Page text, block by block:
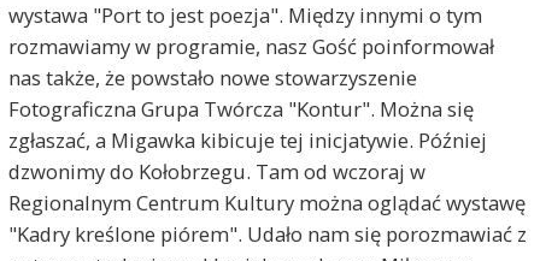
wystawa "Port to jest poezja". Między innymi o tym
rozmawiamy w programie, nasz Gość poinformował
nas także, że powstało nowe stowarzyszenie
Fotograficzna Grupa Twórcza "Kontur". Można się
zgłaszać, a Migawka kibicuje tej inicjatywie. Później
dzwonimy do Kołobrzegu. Tam od wczoraj w
Regionalnym Centrum Kultury można oglądać wystawę
"Kadry kreślone piórem". Udało nam się porozmawiać z